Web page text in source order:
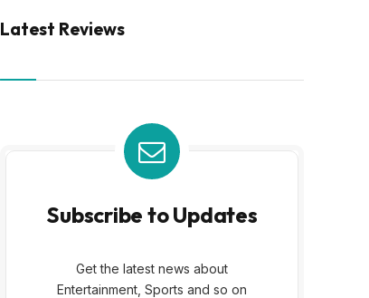
Latest Reviews
Subscribe to Updates
Get the latest news about
Entertainment, Sports and so on